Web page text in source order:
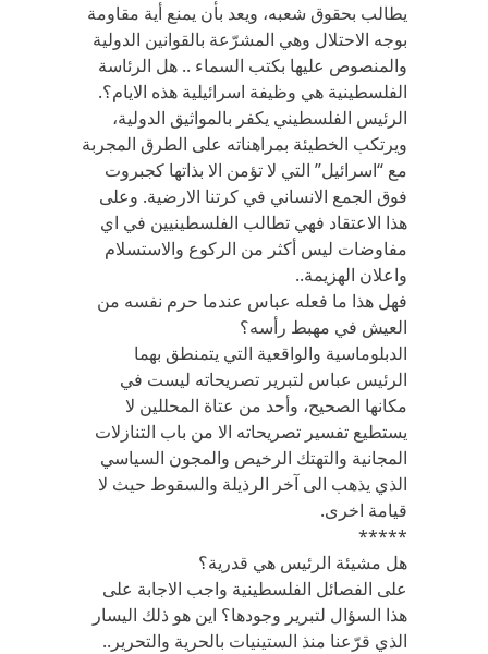
يطالب بحقوق شعبه، ويعد بأن يمنع أية مقاومة
بوجه الاحتلال وهي المشرّعة بالقوانين الدولية
والمنصوص عليها بكتب السماء .. هل الرئاسة
الفلسطينية هي وظيفة اسرائيلية هذه الايام؟.
الرئيس الفلسطيني يكفر بالمواثيق الدولية،
ويرتكب الخطيئة بمراهناته على الطرق المجربة
مع “اسرائيل” التي لا تؤمن الا بذاتها كجبروت
فوق الجمع الانساني في كرتنا الارضية. وعلى
هذا الاعتقاد فهي تطالب الفلسطينيين في اي
مفاوضات ليس أكثر من الركوع والاستسلام
واعلان الهزيمة..
فهل هذا ما فعله عباس عندما حرم نفسه من
العيش في مهبط رأسه؟
الدبلوماسية والواقعية التي يتمنطق بهما
الرئيس عباس لتبرير تصريحاته ليست في
مكانها الصحيح، وأحد من عتاة المحللين لا
يستطيع تفسير تصريحاته الا من باب التنازلات
المجانية والتهتك الرخيص والمجون السياسي
الذي يذهب الى آخر الرذيلة والسقوط حيث لا
قيامة اخرى.
*****
هل مشيئة الرئيس هي قدرية؟
على الفصائل الفلسطينية واجب الاجابة على
هذا السؤال لتبرير وجودها؟ اين هو ذلك اليسار
الذي قرّعنا منذ الستينيات بالحرية والتحرير..